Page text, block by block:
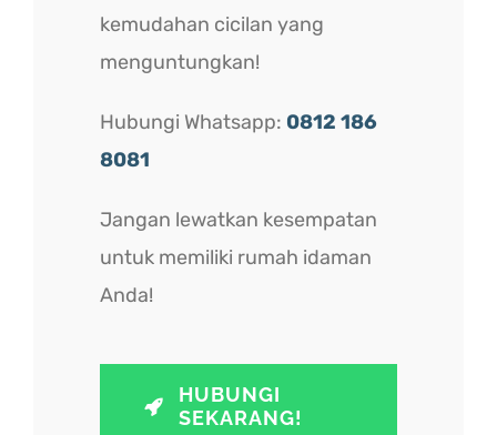
kemudahan cicilan yang
menguntungkan!
Hubungi Whatsapp: 0812 186
8081
Jangan lewatkan kesempatan
untuk memiliki rumah idaman
Anda!
HUBUNGI
SEKARANG!